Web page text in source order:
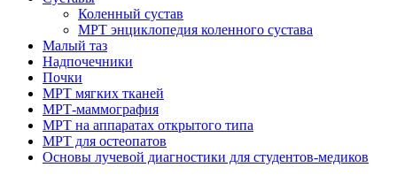
Коленный сустав
МРТ энциклопедия коленного сустава
Малый таз
Надпочечники
Почки
МРТ мягких тканей
МРТ-маммография
МРТ на аппаратах открытого типа
МРТ для остеопатов
Основы лучевой диагностики для студентов-медиков